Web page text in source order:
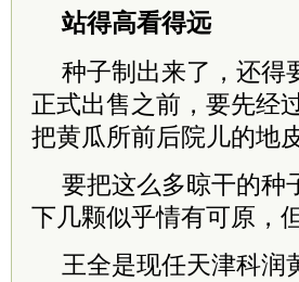
站得高看得远
种子制出来了，还得
正式出售之前，要先经
把黄瓜所前后院儿的地
要把这么多晾干的种
下几颗似乎情有可原，
王全是现任天津科润